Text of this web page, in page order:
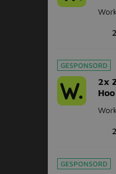
GESPONSORD
2x
GESPONSORD